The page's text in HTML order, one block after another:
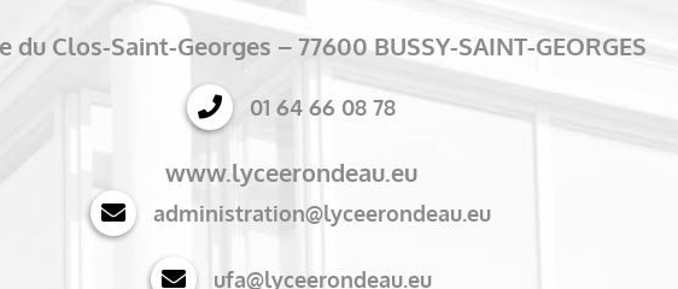
du Clos-Saint-Georges – 77600 BUSSY-SAINT-GEORGES
01 64 66 08 78
www.lyceerondeau.eu
administration@lyceerondeau.eu
ufa@lyceerondeau.eu